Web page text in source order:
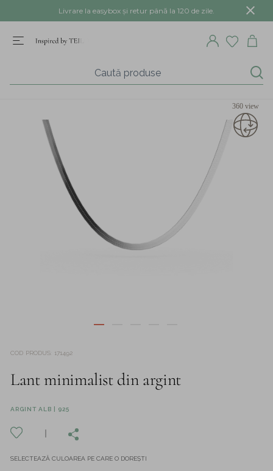
Livrare la easybox și retur până la 120 de zile.
360 view
COD PRODUS 171492
Lant minimalist din argint
ARGINT ALB | 925
SELECTEAZĂ CULOAREA PE CARE O DOREȘTI